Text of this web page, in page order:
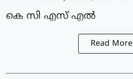
കെ സി എസ് എൽ
Read More